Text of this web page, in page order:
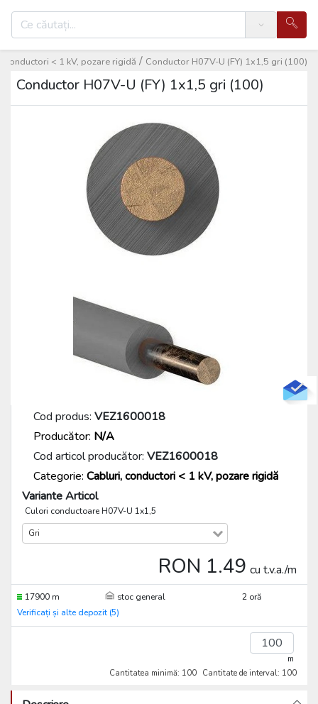
Search
Conductor H07V-U (FY) 1x1,5 gri (100)
/
conductori < 1 kV, pozare rigidă
Conductor H07V-U (FY) 1x1,5 gri (100)
Cod produs: VEZ1600018
Producător: N/A
Cod articol producător: VEZ1600018
Categorie: Cabluri, conductori < 1 kV, pozare rigidă
Variante Articol
Culori conductoare H07V-U 1x1,5
Gri
RON 1.49 cu t.v.a./m
17900 m stoc general
2 oră
Verificați și alte depozit (5)
m
Cantitatea minimă: 100 Cantitate de interval: 100